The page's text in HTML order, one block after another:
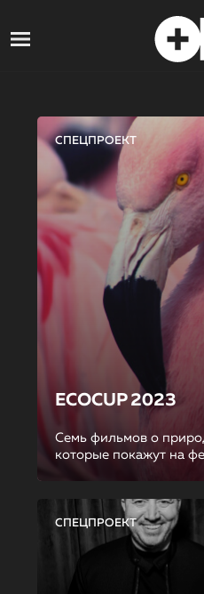
СПЕЦПРОЕКТ
ECOCUP 2023
Семь фильмов о
которые покажут на
СПЕЦПРОЕКТ